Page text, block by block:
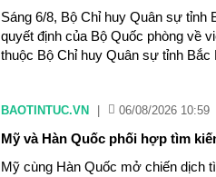
Sáng 6/8, Bộ Chỉ huy Quân sự tỉnh
quyết định của Bộ Quốc phòng về
thuộc Bộ Chỉ huy Quân sự tỉnh Bắc
BAOTINTUC.VN 06/08/2026 10:59
Mỹ và Hàn Quốc phối hợp tìm
Mỹ cùng Hàn Quốc mở chiến dịch